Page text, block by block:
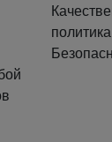
политика